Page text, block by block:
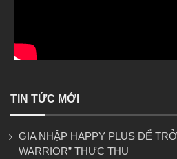
TIN TỨC MỚI
GIA NHẬP HAPPY PLUS ĐỂ
WARRIOR” THỰC THỤ